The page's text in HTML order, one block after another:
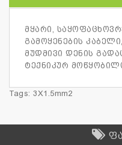
მყარი,
გამოყენების
მუდმივი დენის
ტექნიკურ
Tags: 3X1.5mm2